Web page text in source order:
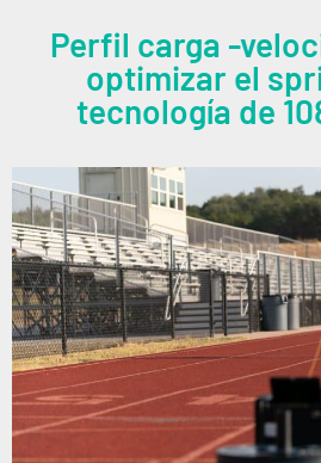
Perfil carga -
optimizar el
tecnología de